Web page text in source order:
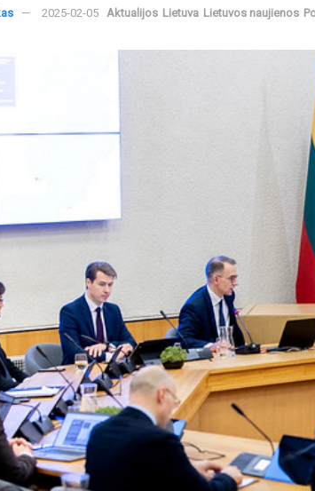
2025-02-05 Aktualijos Lietuva Lietuvos naujienos